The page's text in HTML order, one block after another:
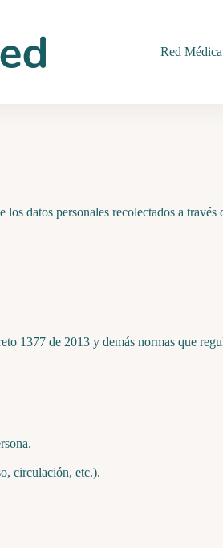
Red Médica
datos personales recolectados a
1377 de 2013 y demás normas que
circulación, etc.).